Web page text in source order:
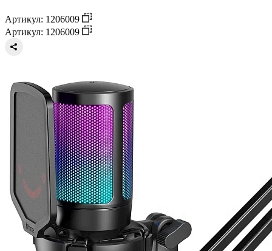
Артикул: 1206009
Артикул: 1206009